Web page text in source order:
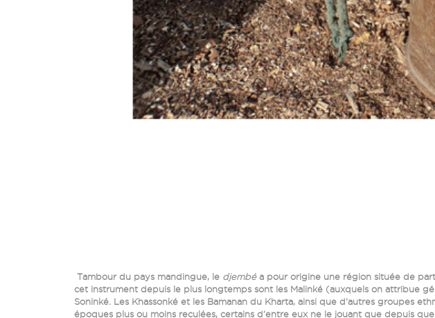
Tambour du pays mandingue, le djembé a pour origine une région située de
cet instrument depuis le plus longtemps sont les Malinké (auxquels on attribue
Soninké. Les Khassonké et les Bamanan du Kharta, ainsi que d’autres groupes
époques plus ou moins reculées, certains d’entre eux ne le jouant que depuis